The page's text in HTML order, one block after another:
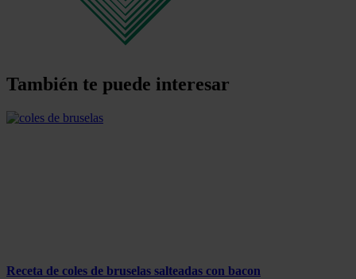
También te puede interesar
Receta de coles de bruselas salteadas con bacon